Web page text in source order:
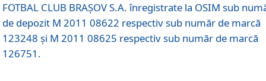
FOTBAL CLUB BRAȘOV S.A. înregistrate la OSIM sub
de depozit M 2011 08622 respectiv sub număr de marcă
123248 și M 2011 08625 respectiv sub număr de marcă
126751.